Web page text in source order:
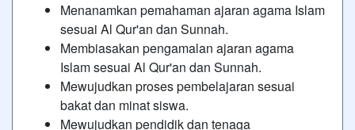
Menanamkan pemahaman ajaran agama Islam
sesuai Al Qur'an dan Sunnah.
Membiasakan pengamalan ajaran agama
Islam sesuai Al Qur'an dan Sunnah.
Mewujudkan proses pembelajaran sesuai
bakat dan minat siswa.
Mewujudkan pendidik dan tenaga